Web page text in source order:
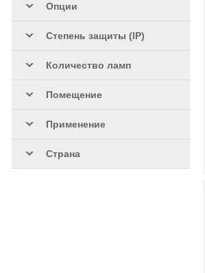
Опции
Степень защиты (IP)
Количество ламп
Помещение
Применение
Страна